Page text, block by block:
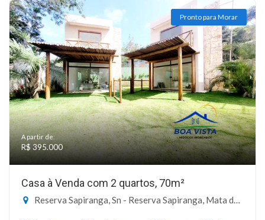
Pronto para Morar
A partir de:
R$ 395.000
Casa à Venda com 2 quartos, 70m²
Reserva Sapiranga, Sn - Reserva Sapiranga, Mata de São João-BA